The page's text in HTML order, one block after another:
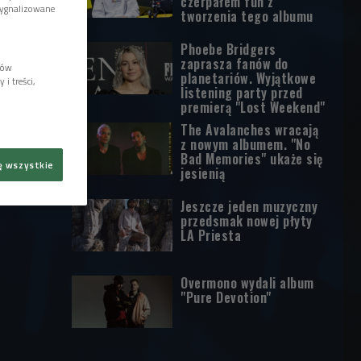
tworzenia tego albumu
Phoebe Bridgers
zaprasza fanów do
planetariów. Wyjątkowe
listening party przed
premierą "Lost Weekend"
The Avalanches wracają
z nowym albumem. "No
Bad Memories" ukaże się
jesienią
Jeszcze jeden muzyczny
przedsmak nowej płyty
LA Priesta
Overmono wydali album
"Pure Devotion"
i treści,
wszystkie